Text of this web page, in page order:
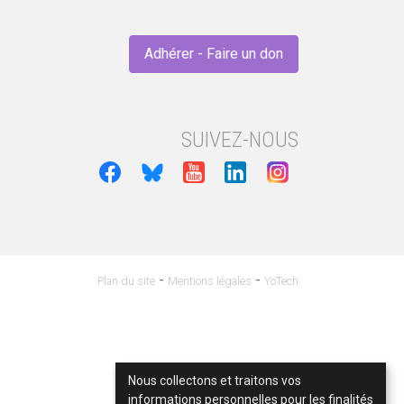
Adhérer - Faire un don
SUIVEZ-NOUS
Plan du site - Mentions légales - YoTech
Nous collectons et traitons vos
informations personnelles pour les finalités